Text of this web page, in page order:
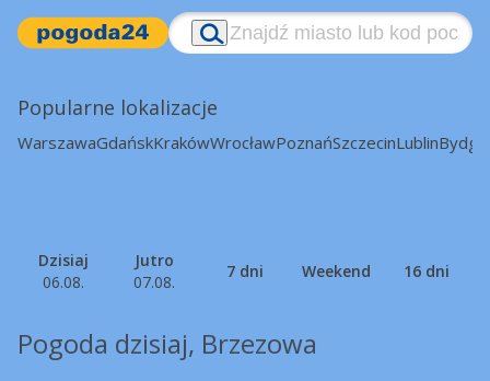
Popularne lokalizacje
WarszawaGdańskKrakówWrocławPoznańSzczecinLublin
Dzisiaj
06.08.
Jutro
07.08.
7 dni Weekend 16 dni
Pogoda dzisiaj, Brzezowa